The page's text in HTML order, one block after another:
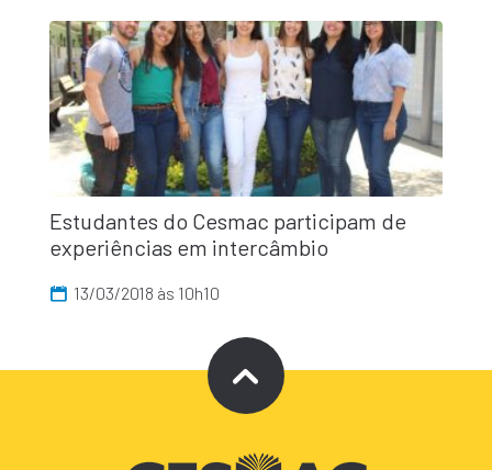
Estudantes do Cesmac participam de
experiências em intercâmbio
13/03/2018 às 10h10